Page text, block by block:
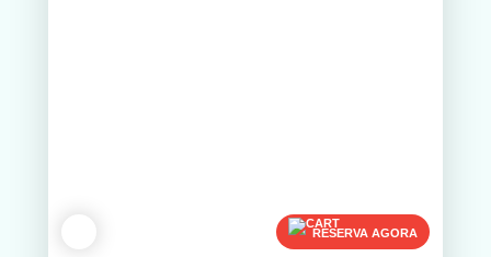
RESERVA AGORA